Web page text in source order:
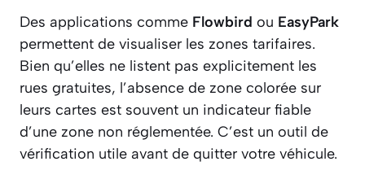
Des applications comme Flowbird ou EasyPark
permettent de visualiser les zones tarifaires.
Bien qu’elles ne listent pas explicitement les
rues gratuites, l’absence de zone colorée sur
leurs cartes est souvent un indicateur fiable
d’une zone non réglementée. C’est un outil de
vérification utile avant de quitter votre véhicule.